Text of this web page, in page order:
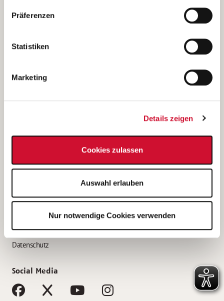
Ihre Einwilligung selbstverständlich jederzeit widerrufen,
indem Sie die Cookie-Einstellungen aufrufen und diese
unsererDatenschutzerklärung
Präferenzen
Statistiken
Marketing
Details zeigen
Cookies zulassen
Auswahl erlauben
Nur notwendige Cookies verwenden
Kantstraße 45a
(Ein Tochterunternehmen des AWO Bezirksverbandes Unterfranken
e.V.)
Bewerbung als Altenpflegehelfer*in
Bewerbung als Erzieher*in
AWO Gliederungen nach Bundesland
Impressum
Datenschutz
Social Media